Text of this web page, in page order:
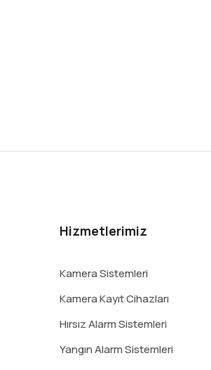
Hizmetlerimiz
Kamera Sistemleri
Kamera Kayıt Cihazları
Hırsız Alarm Sistemleri
Yangın Alarm Sistemleri